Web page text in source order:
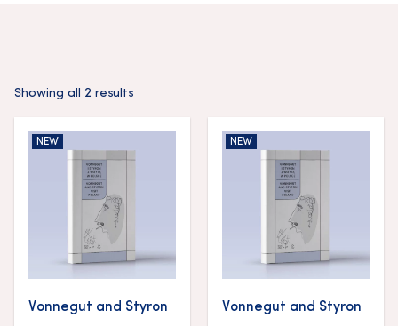
Showing all 2 results
NEW
Vonnegut and Styron
NEW
Vonnegut and Styron